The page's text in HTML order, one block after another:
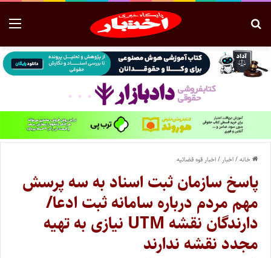
خانه/اخبار /اخبار قوه قضائیه
پاسخ سازمان ثبت اسناد به سه پرسش
مهم مردم درباره سامانه ثبت ادعا/
دارندگان نقشه UTM نیازی به تهیه
مجدد نقشه ندارند